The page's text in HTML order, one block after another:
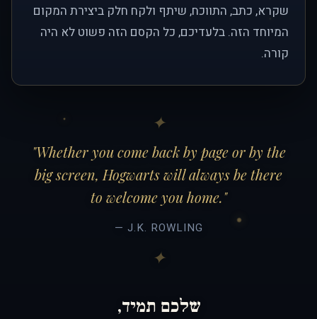
שקרא, כתב, התווכח, שיתף ולקח חלק ביצירת המקום
המיוחד הזה. בלעדיכם, כל הקסם הזה פשוט לא היה
קורה.
"Whether you come back by page or by the
big screen, Hogwarts will always be there
to welcome you home."
— J.K. ROWLING
שלכם תמיד,